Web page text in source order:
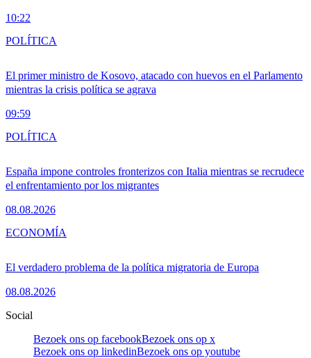
10:22
El primer ministro de Kosovo, atacado con huevos en el Parlamento
mientras la crisis política se agrava
09:59
POLÍTICA
España impone controles fronterizos con Italia mientras se recrudece
el enfrentamiento por los migrantes
08.08.2026
POLÍTICA
El verdadero problema de la política migratoria de Europa
08.08.2026
ECONOMÍA
Social
Bezoek ons op facebookBezoek ons op x
Bezoek ons op linkedinBezoek ons op youtube